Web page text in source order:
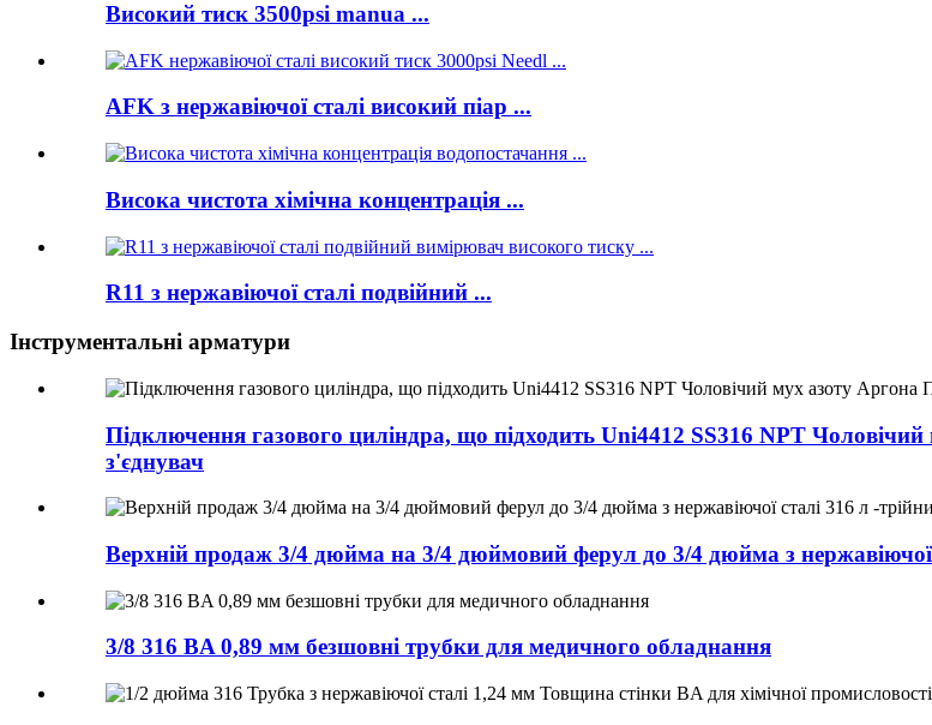
Високий тиск 3500psi manua ...
AFK з нержавіючої сталі високий піар ...
Висока чистота хімічна концентрація ...
R11 з нержавіючої сталі подвійний ...
Інструментальні арматури
Підключення газового циліндра, що підходить Uni4412 SS316 NPT
з'єднувач
Верхній продаж 3/4 дюйма на 3/4 дюймовий ферул до 3/4 дюйма з нержавіючої
3/8 316 BA 0,89 мм безшовні трубки для медичного обладнання